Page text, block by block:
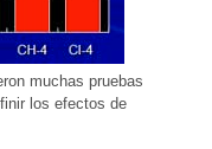
muchas pruebas
los efectos de